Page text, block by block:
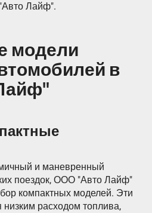
Лайф".
модели
в
и маневренный
поездок, ООО "Авто Лайф"
компактных моделей. Эти
расходом топлива,